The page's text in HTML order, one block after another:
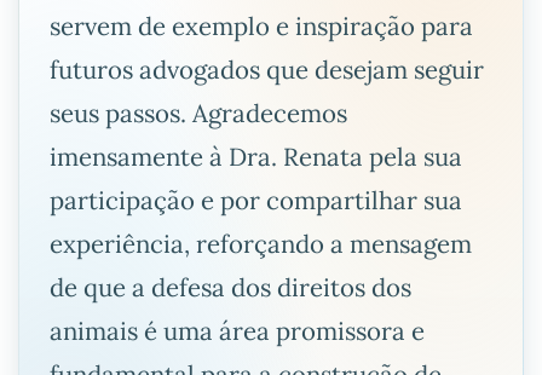
servem de exemplo e inspiração para
futuros advogados que desejam seguir
seus passos. Agradecemos
imensamente à Dra. Renata pela sua
participação e por compartilhar sua
experiência, reforçando a mensagem
de que a defesa dos direitos dos
animais é uma área promissora e